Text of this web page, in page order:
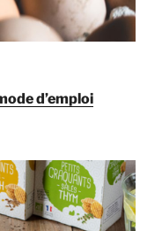
d’emploi